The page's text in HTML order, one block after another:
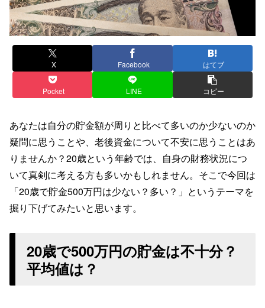
X Facebook はてブ
Pocket LINE コピー
あなたは自分の貯金額が周りと比べて多いのか少ないのか
疑問に思うことや、老後資金について不安に思うことはあ
りませんか？20歳という年齢では、自身の財務状況につ
いて真剣に考える方も多いかもしれません。そこで今回は
「20歳で貯金500万円は少ない？多い？」というテーマを
掘り下げてみたいと思います。
20歳で500万円の貯金は不十分？
平均値は？